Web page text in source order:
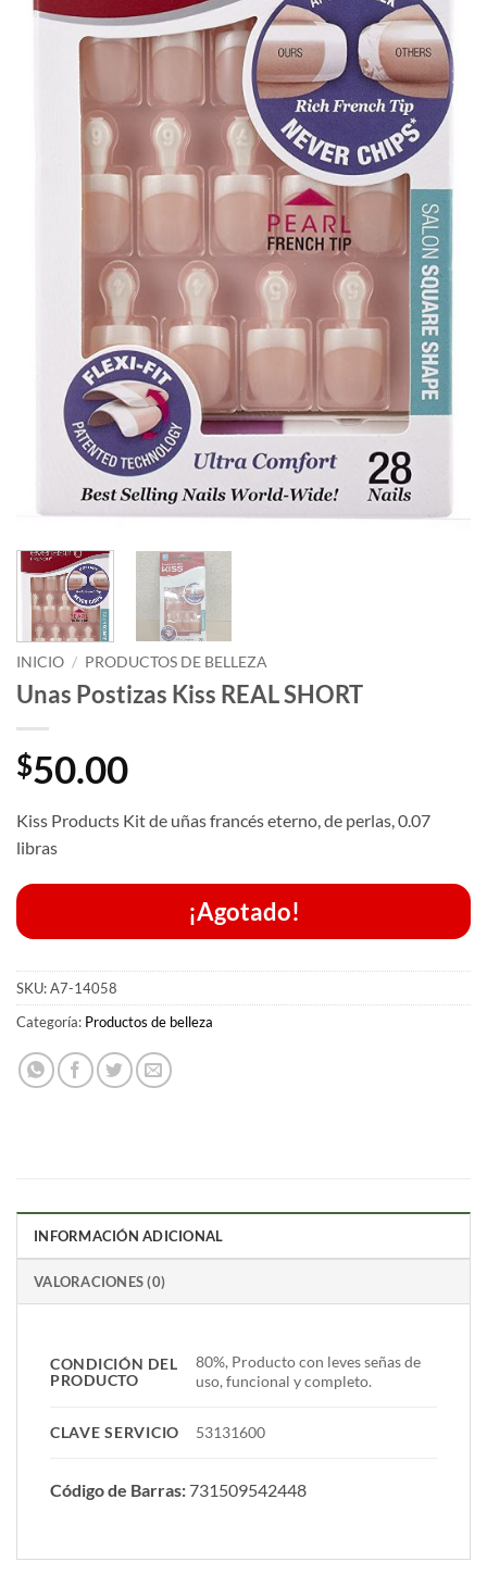
INICIO / PRODUCTOS DE BELLEZA
Unas Postizas Kiss REAL SHORT
$50.00
Kiss Products Kit de uñas francés eterno, de perlas, 0.07
libras
¡Agotado!
SKU:A7-14058
Categoría: Productos de belleza
INFORMACIÓN ADICIONAL
VALORACIONES (0)
CONDICIÓN DEL
PRODUCTO
80%, Producto con leves señas de
uso, funcional y completo.
CLAVE SERVICIO 53131600
Código de Barras: 731509542448